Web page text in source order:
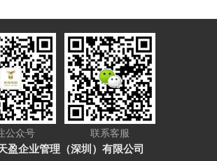
公众号 联系客服
盈企业管理（深圳）有限公司